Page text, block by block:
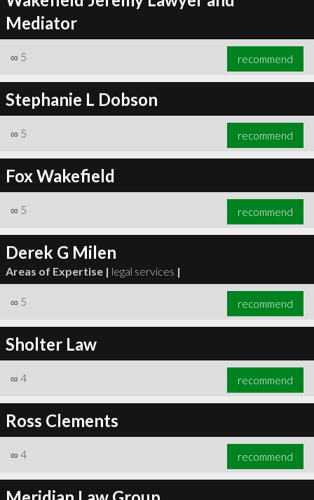
Mediator
∞ 5 recommend
Stephanie L Dobson
∞ 5 recommend
Fox Wakefield
∞ 5 recommend
Derek G Milen
Areas of Expertise | legal services |
∞ 5 recommend
Sholter Law
∞ 4 recommend
Ross Clements
∞ 4 recommend